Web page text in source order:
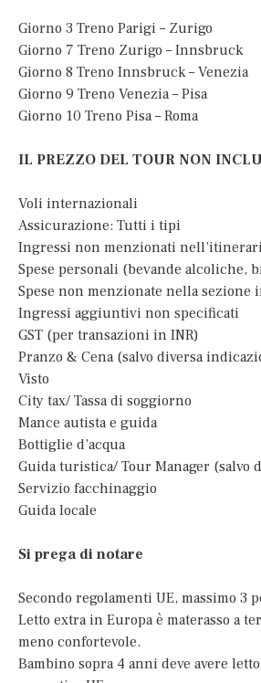
Giorno 3 Treno Parigi – Zurigo
Giorno 7 Treno Zurigo – Innsbruck
Giorno 8 Treno Innsbruck – Venezia
Giorno 9 Treno Venezia – Pisa
Giorno 10 Treno Pisa – Roma
IL PREZZO DEL TOUR NON
Voli internazionali
Assicurazione: Tutti i tipi
Ingressi non menzionati
Spese personali (bevande alcoliche,
Spese non menzionate nella
Ingressi aggiuntivi non specificati
GST (per transazioni in INR)
Pranzo & Cena (salvo diversa
Visto
City tax/ Tassa di soggiorno
Mance autista e guida
Bottiglie d’acqua
Guida turistica/ Tour Manager (salvo
Servizio facchinaggio
Guida locale
Si prega di notare
Secondo regolamenti UE, massimo 3
Letto extra in Europa è materasso a
meno confortevole.
Bambino sopra 4 anni deve avere